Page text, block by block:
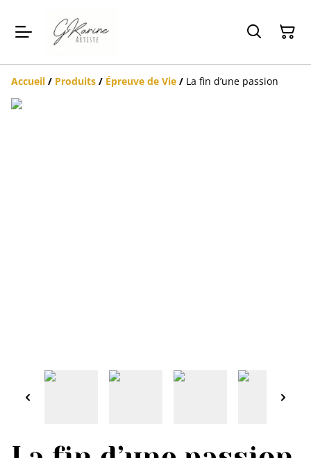
Accueil / Produits / Épreuve de Vie / La fin d’une passion